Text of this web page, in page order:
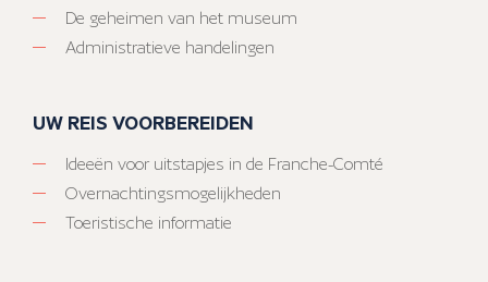
De geheimen van het museum
Administratieve handelingen
UW REIS VOORBEREIDEN
Ideeën voor uitstapjes in de Franche-Comté
Overnachtingsmogelijkheden
Toeristische informatie